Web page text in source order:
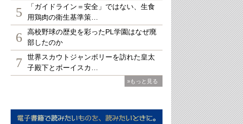
5
「ガイドライン＝安全」ではない、生食
用鶏肉の衛生基準策…
6
高校野球の歴史を彩ったPL学園はなぜ廃
部したのか
7
世界スカウトジャンボリーを訪れた皇太
子殿下とボーイスカ…
»もっと見る